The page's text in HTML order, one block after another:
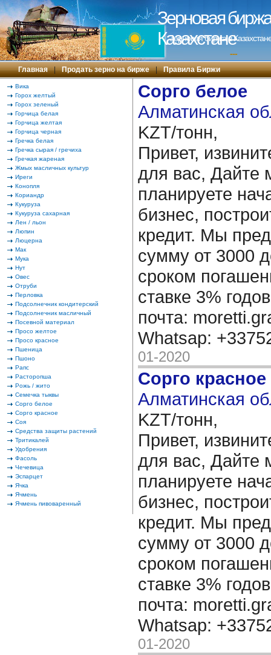
Зерновая
Казахстане
Зерновая биржа в
---
Главная | Продать зерно на бирже | Правила Биржи
Вика
Горох желтый
Горох зеленый
Горчица белая
Горчица желтая
Горчица черная
Гречка белая
Гречка сырая / гречиха
Гречкая жареная
Жмых масличных культур
Иреги
Конопля
Кориандр
Кукуруза
Кукуруза сахарная
Лен / льон
Люпин
Люцерна
Мак
Мука
Нут
Овес
Отруби
Перловка
Подсолнечник кондитерский
Подсолнечник масличный
Посевной материал
Просо желтое
Просо красное
Пшеница
Пшоно
Рапс
Расторопша
Рожь / жито
Семечка тыквы
Сорго белое
Сорго красное
Соя
Средства защиты растений
Тритикалей
Удобрения
Фасоль
Чечевица
Эспарцет
Ячка
Ячмень
Ячмень пивоваренный
Сорго белое
Алматинская
KZT/тонн,
Привет,
для вас, Дайте
планируете
бизнес,
кредит. Мы
сумму от 3000
сроком
ставке 3%
почта:
Whatsap:
01-2020
Сорго красное
Алматинская
KZT/тонн,
Привет,
для вас, Дайте
планируете
бизнес,
кредит. Мы
сумму от 3000
сроком
ставке 3%
почта:
Whatsap:
01-2020